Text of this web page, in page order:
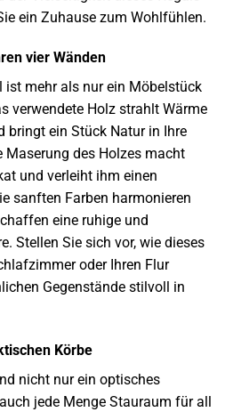
ein Zuhause zum Wohlfühlen.
vier Wänden
ist mehr als nur ein Möbelstück
verwendete Holz strahlt Wärme
bringt ein Stück Natur in Ihre
Maserung des Holzes macht
und verleiht ihm einen
sanften Farben harmonieren
eine ruhige und
Stellen Sie sich vor, wie dieses
oder Ihren Flur
Gegenstände stilvoll in
Körbe
nicht nur ein optisches
jede Menge Stauraum für all